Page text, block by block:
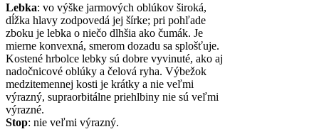
Lebka: vo výške jarmových oblúkov široká,
dĺžka hlavy zodpovedá jej šírke; pri pohľade
zboku je lebka o niečo dlhšia ako čumák. Je
mierne konvexná, smerom dozadu sa splošťuje.
Kostené hrbolce lebky sú dobre vyvinuté, ako aj
nadočnicové oblúky a čelová ryha. Výbežok
medzitemennej kosti je krátky a nie veľmi
výrazný, supraorbitálne priehlbiny nie sú veľmi
výrazné.
Stop: nie veľmi výrazný.